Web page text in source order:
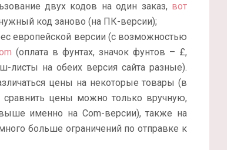
двух кодов на один заказ, вот
код заново (на ПК-версии);
европейской версии (с возможностью
(оплата в фунтах, значок фунтов – £,
листы на обеих версия сайта разные).
цены на некоторые товары (в
сравнить цены можно только вручную,
именно на Com-версии), также на
больше ограничений по отправке к